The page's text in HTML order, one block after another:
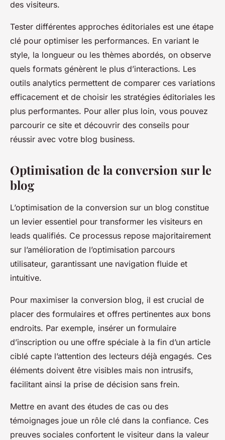
des visiteurs.
Tester différentes approches éditoriales est une étape
clé pour optimiser les performances. En variant le
style, la longueur ou les thèmes abordés, on observe
quels formats génèrent le plus d’interactions. Les
outils analytics permettent de comparer ces variations
efficacement et de choisir les stratégies éditoriales les
plus performantes. Pour aller plus loin, vous pouvez
parcourir ce site et découvrir des conseils pour
réussir avec votre blog business.
Optimisation de la conversion sur le
blog
L’optimisation de la conversion sur un blog constitue
un levier essentiel pour transformer les visiteurs en
leads qualifiés. Ce processus repose majoritairement
sur l’amélioration de l’optimisation parcours
utilisateur, garantissant une navigation fluide et
intuitive.
Pour maximiser la conversion blog, il est crucial de
placer des formulaires et offres pertinentes aux bons
endroits. Par exemple, insérer un formulaire
d’inscription ou une offre spéciale à la fin d’un article
ciblé capte l’attention des lecteurs déjà engagés. Ces
éléments doivent être visibles mais non intrusifs,
facilitant ainsi la prise de décision sans frein.
Mettre en avant des études de cas ou des
témoignages joue un rôle clé dans la confiance. Ces
preuves sociales confortent le visiteur dans la valeur